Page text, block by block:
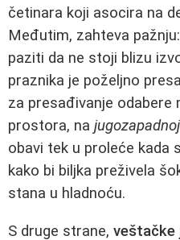
četinara koji asocira na
Međutim, zahteva
paziti da ne stoji blizu
praznika je poželjno
za presađivanje odabere
prostora, na
obavi tek u proleće kada
kako bi biljka preživela
stana u hladnoću.
S druge strane, veštačke